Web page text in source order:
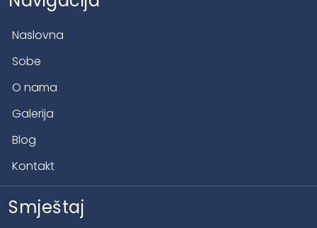
Naslovna
Sobe
O nama
Galerija
Blog
Kontakt
Smještaj